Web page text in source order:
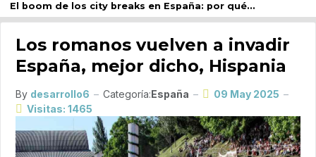
El boom de los city breaks en España: por qué...
Los romanos vuelven a invadir
España, mejor dicho, Hispania
By desarrollo6 Categoría:España
09 May 2025
Visitas: 1465